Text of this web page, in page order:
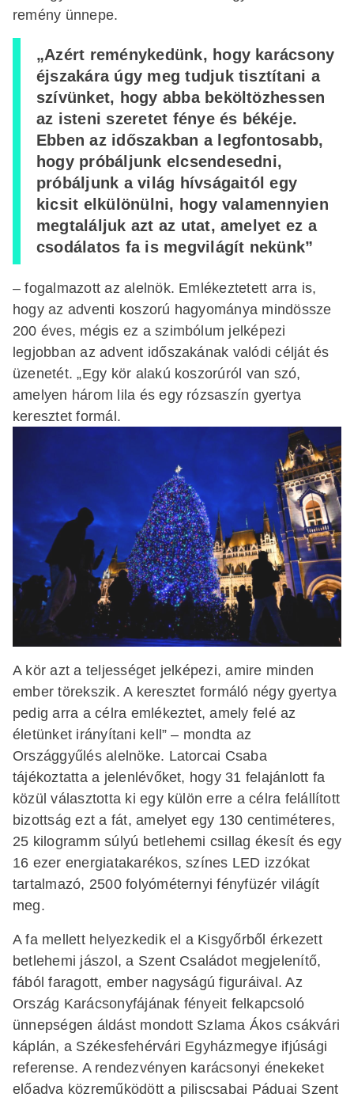
remény ünnepe.
„Azért reménykedünk, hogy karácsony
éjszakára úgy meg tudjuk tisztítani a
szívünket, hogy abba beköltözhessen
az isteni szeretet fénye és békéje.
Ebben az időszakban a legfontosabb,
hogy próbáljunk elcsendesedni,
próbáljunk a világ hívságaitól egy
kicsit elkülönülni, hogy valamennyien
megtaláljuk azt az utat, amelyet ez a
csodálatos fa is megvilágít nekünk”
– fogalmazott az alelnök. Emlékeztetett arra is,
hogy az adventi koszorú hagyománya mindössze
200 éves, mégis ez a szimbólum jelképezi
legjobban az advent időszakának valódi célját és
üzenetét. „Egy kör alakú koszorúról van szó,
amelyen három lila és egy rózsaszín gyertya
keresztet formál.
A kör azt a teljességet jelképezi, amire minden
ember törekszik. A keresztet formáló négy gyertya
pedig arra a célra emlékeztet, amely felé az
életünket irányítani kell” – mondta az
Országgyűlés alelnöke. Latorcai Csaba
tájékoztatta a jelenlévőket, hogy 31 felajánlott fa
közül választotta ki egy külön erre a célra felállított
bizottság ezt a fát, amelyet egy 130 centiméteres,
25 kilogramm súlyú betlehemi csillag ékesít és egy
16 ezer energiatakarékos, színes LED izzókat
tartalmazó, 2500 folyóméternyi fényfüzér világít
meg.
A fa mellett helyezkedik el a Kisgyőrből érkezett
betlehemi jászol, a Szent Családot megjelenítő,
fából faragott, ember nagyságú figuráival. Az
Ország Karácsonyfájának fényeit felkapcsoló
ünnepségen áldást mondott Szlama Ákos csákvári
káplán, a Székesfehérvári Egyházmegye ifjúsági
referense. A rendezvényen karácsonyi énekeket
előadva közreműködött a piliscsabai Páduai Szent